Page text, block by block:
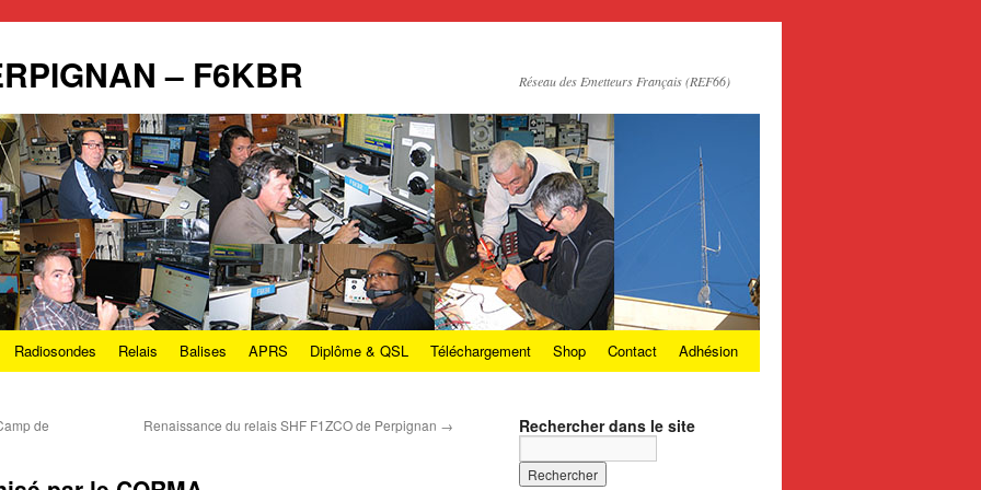
– F6KBR Réseau des Emetteurs Français (REF66)
Radiosondes Relais Balises APRS Diplôme & QSL Téléchargement Shop Contact Adhésion
de
Renaissance du relais SHF F1ZCO de Perpignan → Rechercher dans le site